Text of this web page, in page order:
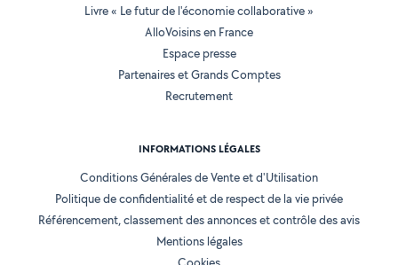
Livre « Le futur de l'économie collaborative »
AlloVoisins en France
Espace presse
Partenaires et Grands Comptes
Recrutement
INFORMATIONS LÉGALES
Conditions Générales de Vente et d'Utilisation
Politique de confidentialité et de respect de la vie privée
Référencement, classement des annonces et contrôle des avis
Mentions légales